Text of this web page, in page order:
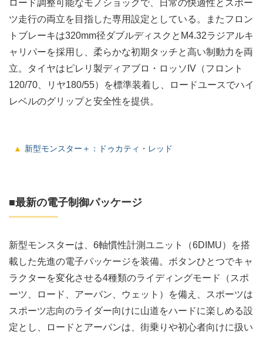
ロード調整可能なモノショックで、日常の快適性とスポー
ツ走行の両立を目指した専用設定としている。またフロン
トブレーキは320mm径ダブルディスクとM4.32ラジアルキ
ャリパーを採用し、柔らかな初期タッチと高い制動力を両
立。タイヤはピレリ製ディアブロ・ロッソIV（フロント
120/70、リヤ180/55）を標準装着し、ロードユースでハイ
レベルのグリップと安全性を提供。
新型モンスター＋：ドゥカティ・レッド
■最新の電子制御パッケージ
新型モンスターは、6軸慣性計測ユニット（6DIMU）を搭
載した先進の電子パッケージを装備。ボタンひとつでキャ
ラクターを変化させる4種類のライディングモード（スポ
ーツ、ロード、アーバン、ウェット）を備え、スポーツは
スポーツ志向のライダー向けに山道をハードに楽しめる設
定とし、ロードとアーバンは、街乗りや初心者向けに扱い